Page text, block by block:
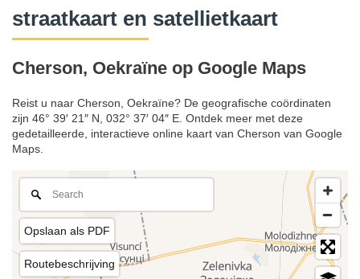
straatkaart en satellietkaart
Cherson, Oekraïne op Google Maps
Reist u naar Cherson, Oekraïne? De geografische coördinaten
zijn 46° 39′ 21″ N, 032° 37′ 04″ E. Ontdek meer met deze
gedetailleerde, interactieve online kaart van Cherson van Google
Maps.
Opslaan als PDF
Routebeschrijving